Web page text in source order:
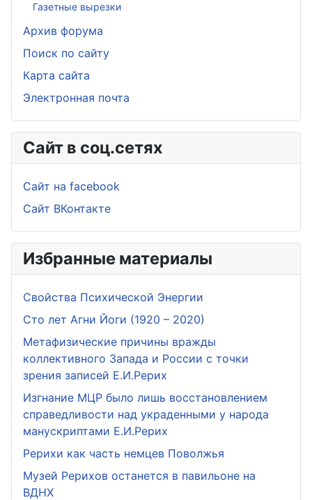
Газетные вырезки
Архив форума
Поиск по сайту
Карта сайта
Электронная почта
Сайт в соц.сетях
Сайт на facebook
Сайт ВКонтакте
Избранные материалы
Свойства Психической Энергии
Сто лет Агни Йоги (1920 – 2020)
Метафизические причины вражды
коллективного Запада и России с точки
зрения записей Е.И.Рерих
Изгнание МЦР было лишь восстановлением
справедливости над украденными у народа
манускриптами Е.И.Рерих
Рерихи как часть немцев Поволжья
Музей Рерихов останется в павильоне на
ВДНХ